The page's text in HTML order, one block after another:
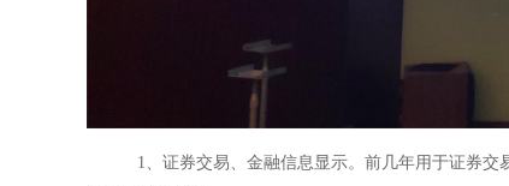
1、 证券交易、金融信息显示。前几年用于证券交